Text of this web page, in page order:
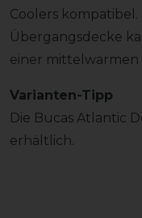
Coolers kompatibel.
Übergangsdecke
einer
Varianten-Tipp
Die Bucas Atlantic
erhältlich.